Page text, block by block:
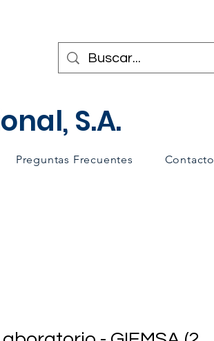
S.A.
Preguntas Frecuentes Contacto